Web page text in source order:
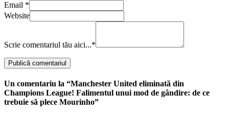
Email *
Website
Scrie comentariul tău aici...*
Un comentariu la “Manchester United eliminată din
Champions League! Falimentul unui mod de gândire: de ce
trebuie să plece Mourinho”